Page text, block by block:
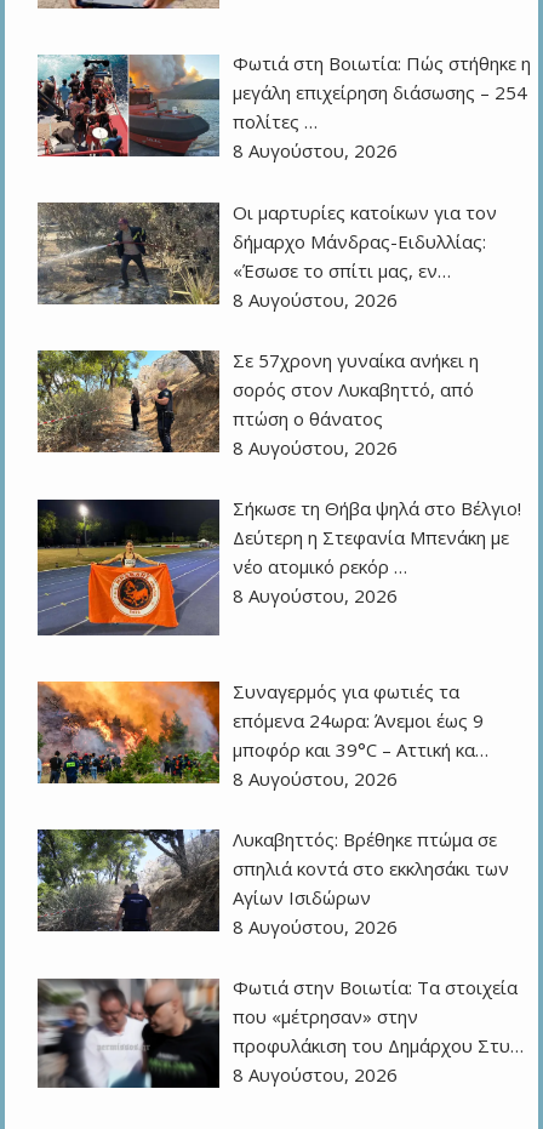
Φωτιά στη Βοιωτία: Πώς στήθηκε η
μεγάλη επιχείρηση διάσωσης – 254
πολίτες …
8 Αυγούστου, 2026
Οι μαρτυρίες κατοίκων για τον
δήμαρχο Μάνδρας-Ειδυλλίας:
«Έσωσε το σπίτι μας, εν…
8 Αυγούστου, 2026
Σε 57χρονη γυναίκα ανήκει η
σορός στον Λυκαβηττό, από
πτώση ο θάνατος
8 Αυγούστου, 2026
Σήκωσε τη Θήβα ψηλά στο Βέλγιο!
Δεύτερη η Στεφανία Μπενάκη με
νέο ατομικό ρεκόρ …
8 Αυγούστου, 2026
Συναγερμός για φωτιές τα
επόμενα 24ωρα: Άνεμοι έως 9
μποφόρ και 39°C – Αττική κα…
8 Αυγούστου, 2026
Λυκαβηττός: Βρέθηκε πτώμα σε
σπηλιά κοντά στο εκκλησάκι των
Αγίων Ισιδώρων
8 Αυγούστου, 2026
Φωτιά στην Βοιωτία: Τα στοιχεία
που «μέτρησαν» στην
προφυλάκιση του Δημάρχου Στυ…
8 Αυγούστου, 2026